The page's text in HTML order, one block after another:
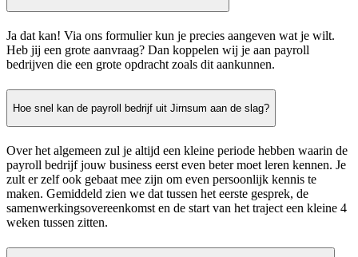
Ja dat kan! Via ons formulier kun je precies aangeven wat je wilt.
Heb jij een grote aanvraag? Dan koppelen wij je aan payroll
bedrijven die een grote opdracht zoals dit aankunnen.
Hoe snel kan de payroll bedrijf uit Jirnsum aan de slag?
Over het algemeen zul je altijd een kleine periode hebben waarin de
payroll bedrijf jouw business eerst even beter moet leren kennen. Je
zult er zelf ook gebaat mee zijn om even persoonlijk kennis te
maken. Gemiddeld zien we dat tussen het eerste gesprek, de
samenwerkingsovereenkomst en de start van het traject een kleine 4
weken tussen zitten.